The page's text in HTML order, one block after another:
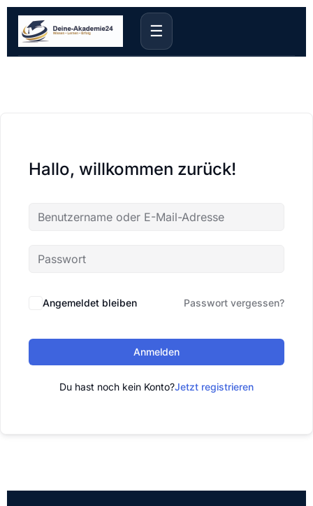
☰
Hallo, willkommen zurück!
Angemeldet bleiben Passwort vergessen?
Anmelden
Du hast noch kein Konto?Jetzt registrieren